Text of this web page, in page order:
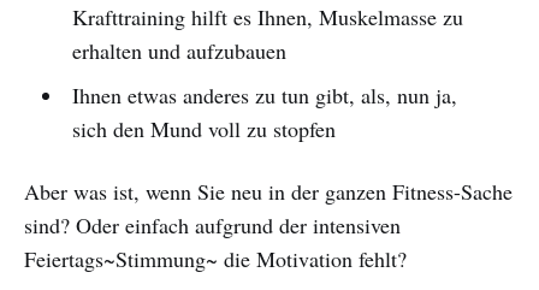
Krafttraining hilft es Ihnen, Muskelmasse zu
erhalten und aufzubauen
Ihnen etwas anderes zu tun gibt, als, nun ja,
sich den Mund voll zu stopfen
Aber was ist, wenn Sie neu in der ganzen Fitness-Sache
sind? Oder einfach aufgrund der intensiven
Feiertags~Stimmung~ die Motivation fehlt?